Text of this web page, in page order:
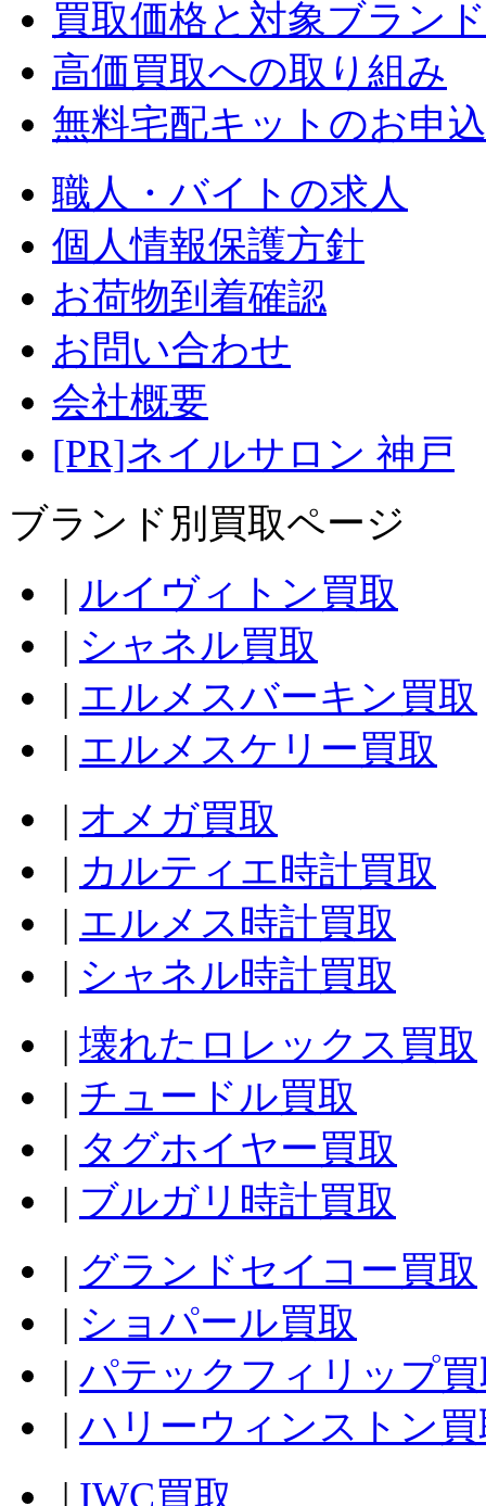
買取価格と対象ブランド
高価買取への取り組み
無料宅配キットのお申
職人・バイトの求人
個人情報保護方針
お荷物到着確認
お問い合わせ
会社概要
[PR]ネイルサロン 神戸
ブランド別買取ページ
| ルイヴィトン買取
| シャネル買取
| エルメスバーキン買取
| エルメスケリー買取
| オメガ買取
| カルティエ時計買取
| エルメス時計買取
| シャネル時計買取
| 壊れたロレックス買取
| チュードル買取
| タグホイヤー買取
| ブルガリ時計買取
| グランドセイコー買取
| ショパール買取
| パテックフィリップ
| ハリーウィンストン
| IWC買取